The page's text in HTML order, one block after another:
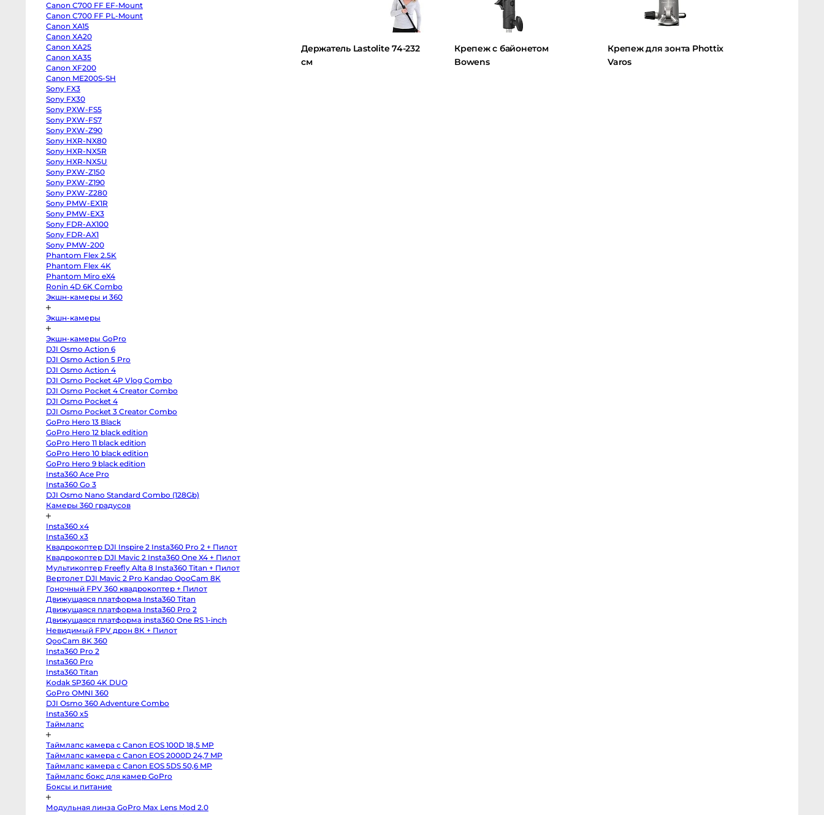
Panasonic
GH6
body
V
body
Sony
II
body
a7S
III
body
Sony
a7S
II
body
Sony
a6400
body
Sony
RX10
IV
Зеркальные
камеры
Canon
5D
Mark
IV
body
Canon
Mark
II
body
Canon
7D
Mark
Canon
90D
Canon C700 FF EF-Mount
Canon C700 FF PL-Mount
Canon XA15
Canon XA20
Canon XA25
Canon XA35
Canon XF200
Canon ME200S-SH
Sony FX3
Sony FX30
Sony PXW-FS5
Sony PXW-FS7
Sony PXW-Z90
Sony HXR-NX80
Sony HXR-NX5R
Sony HXR-NX5U
Sony PXW-Z150
Sony PXW-Z190
Sony PXW-Z280
Sony PMW-EX1R
Sony PMW-EX3
Sony FDR-AX100
Sony FDR-AX1
Sony PMW-200
Phantom Flex 2.5K
Phantom Flex 4K
Phantom Miro eX4
Ronin 4D 6K Combo
Экшн-камеры и 360
Экшн-камеры
Экшн-камеры GoPro
DJI Osmo Action 6
DJI Osmo Action 5 Pro
DJI Osmo Action 4
DJI Osmo Pocket 4P Vlog Combo
DJI Osmo Pocket 4 Creator Combo
DJI Osmo Pocket 4
DJI Osmo Pocket 3 Creator Combo
GoPro Hero 13 Black
GoPro Hero 12 black edition
GoPro Hero 11 black edition
GoPro Hero 10 black edition
GoPro Hero 9 black edition
Insta360 Ace Pro
Insta360 Go 3
DJI Osmo Nano Standard Combo (128Gb)
Камеры 360 градусов
Insta360 x4
Insta360 x3
Квадрокоптер DJI Inspire 2 Insta360 Pro 2 + Пилот
Квадрокоптер DJI Mavic 2 Insta360 One X4 + Пилот
Мультикоптер Freefly Alta 8 Insta360 Titan + Пилот
Вертолет DJI Mavic 2 Pro Kandao QooCam 8K
Гоночный FPV 360 квадрокоптер + Пилот
Движущаяся платформа Insta360 Titan
Движущаяся платформа Insta360 Pro 2
Движущаяся платформа insta360 One RS 1-inch
Невидимый FPV дрон 8К + Пилот
QooCam 8K 360
Insta360 Pro 2
Insta360 Pro
Insta360 Titan
Kodak SP360 4K DUO
GoPro OMNI 360
DJI Osmo 360 Adventure Combo
Insta360 x5
Таймлапс
Таймлапс камера с Canon EOS 100D 18,5 MP
Таймлапс камера с Canon EOS 2000D 24,7 MP
Таймлапс камера с Canon EOS 5DS 50,6 MP
Таймлапс бокс для камер GoPro
Боксы и питание
Модульная линза GoPro Max Lens Mod 2.0
Держатель Lastolite 74-232
см
Крепеж с байонетом
Bowens
Крепеж для зонта Phottix
Varos